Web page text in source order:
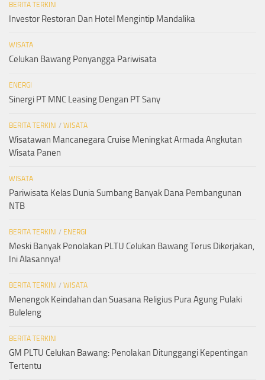
BERITA TERKINI
Investor Restoran Dan Hotel Mengintip Mandalika
WISATA
Celukan Bawang Penyangga Pariwisata
ENERGI
Sinergi PT MNC Leasing Dengan PT Sany
BERITA TERKINI / WISATA
Wisatawan Mancanegara Cruise Meningkat Armada Angkutan
Wisata Panen
WISATA
Pariwisata Kelas Dunia Sumbang Banyak Dana Pembangunan
NTB
BERITA TERKINI / ENERGI
Meski Banyak Penolakan PLTU Celukan Bawang Terus Dikerjakan,
Ini Alasannya!
BERITA TERKINI / WISATA
Menengok Keindahan dan Suasana Religius Pura Agung Pulaki
Buleleng
BERITA TERKINI
GM PLTU Celukan Bawang: Penolakan Ditunggangi Kepentingan
Tertentu